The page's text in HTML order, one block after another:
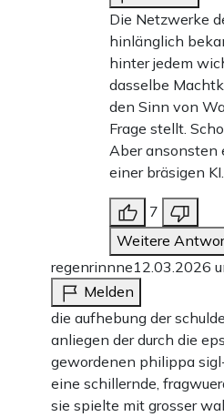
Die Netzwerke
hinlänglich
hinter jedem
dasselbe
den Sinn von
Frage stellt.
Aber ansonsten
einer bräsigen KI.
7
Weitere
regenrinnne12.03.2026
Melden
die aufhebung der
anliegen der durch die
gewordenen philippa
eine schillernde,
sie spielte mit grosser